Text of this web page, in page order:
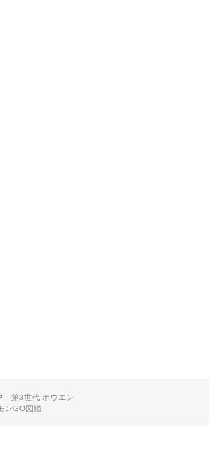
第3世代 ホウエン
ンGO図鑑